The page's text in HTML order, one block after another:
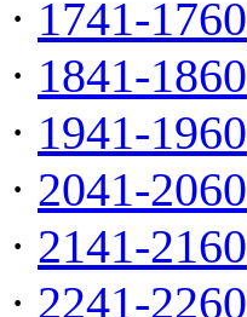
· 1741-1760
· 1841-1860
· 1941-1960
· 2041-2060
· 2141-2160
· 2241-2260